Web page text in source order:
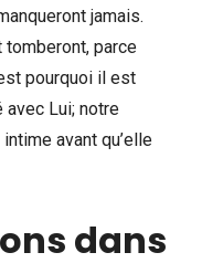
jamais.
tomberont, parce
pourquoi il est
avec Lui; notre
avant qu’elle
dans